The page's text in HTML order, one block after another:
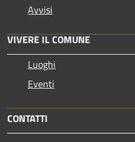
Avvisi
VIVERE IL COMUNE
Luoghi
Eventi
CONTATTI